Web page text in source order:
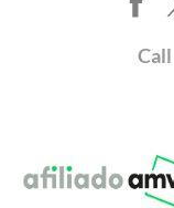
Call